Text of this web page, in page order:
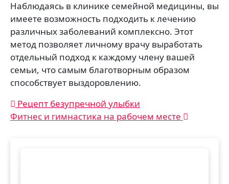
Наблюдаясь в клинике семейной медицины, вы
имеете возможность подходить к лечению
различных заболеваний комплексно. Этот
метод позволяет личному врачу выработать
отдельный подход к каждому члену вашей
семьи, что самым благотворным образом
способствует выздоровлению.
Навигация
по
Рецепт безупречной улыбки
Фитнес и гимнастика на рабочем месте